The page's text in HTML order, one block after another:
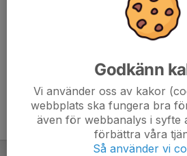
Godkänn
Vi använder oss av kakor
webbplats ska fungera bra
även för webbanalys i syfte
förbättra våra
Så använder vi